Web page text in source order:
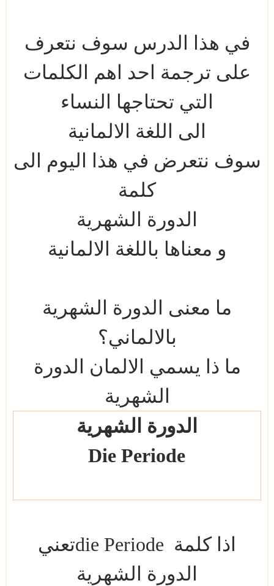
في هذا الدرس سوف نتعرف
على ترجمة احد اهم الكلمات
التي تحتاجها النساء
الى اللغة الالمانية
سوف نتعرض في هذا اليوم الى
كلمة
الدورة الشهرية
و معناها باللغة الالمانية
ما معنى الدورة الشهرية
بالالماني؟
ما ذا يسمي الالمان الدورة
الشهرية
الدورة الشهرية
Die Periode
اذا كلمة die Periodeتعني
الدورة الشهرية